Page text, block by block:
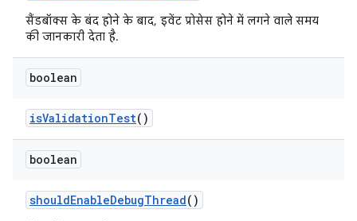
सैंडबॉक्स के बंद होने के बाद, इवेंट प्रोसेस होने में लगने वाले समय
की जानकारी देता है.
boolean
isValidationTest()
boolean
shouldEnableDebugThread()